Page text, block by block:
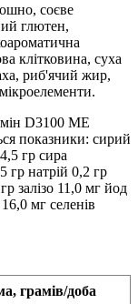
соєве
глютен,
клітковина, суха
риб'ячий жир,
D3100 ME
показники: сирий
гр сира
гр натрій 0,2 гр
залізо 11,0 мг йод
мг селенів
грамів/доба